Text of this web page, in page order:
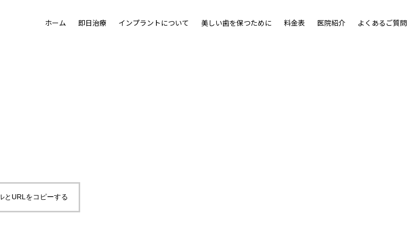
ホーム 即日治療 インプラントについて 美しい歯を保つために 料金表 医院紹介 よくあるご質問
とURLをコピーする